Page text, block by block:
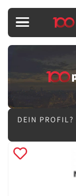
DEIN PROFIL?